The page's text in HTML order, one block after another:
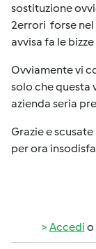
sostituzione
2errori forse nel
avvisa fa le
Ovviamente vi
solo che questa
azienda seria
Grazie e
per ora
Accedi o